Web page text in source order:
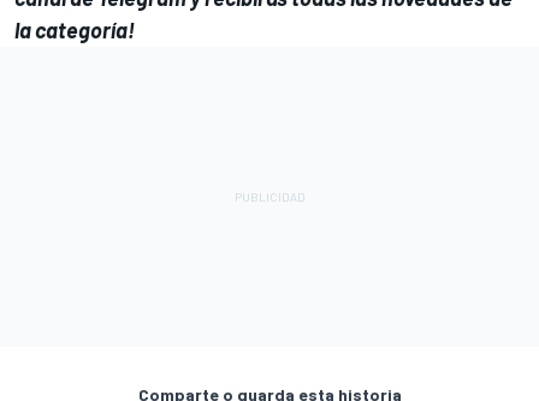
la categoría!
Comparte o guarda esta historia